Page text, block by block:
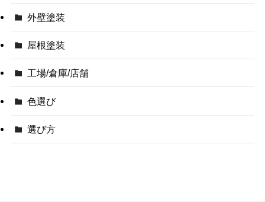
外壁塗装
屋根塗装
工場/倉庫/店舗
色選び
選び方